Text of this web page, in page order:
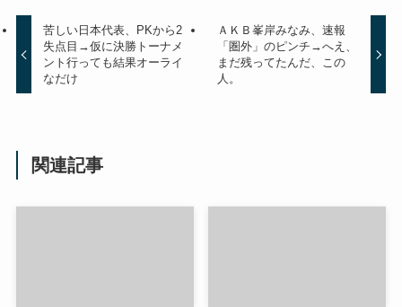
苦しい日本代表、PKから2
失点目→仮に決勝トーナメ
ント行っても結果オーライ
なだけ
ＡＫＢ峯岸みなみ、速報
「圏外」のピンチ→へえ、
まだ残ってたんだ、この
人。
関連記事